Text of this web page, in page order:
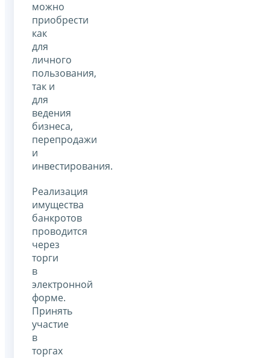
можно
приобрести
как
для
личного
пользования,
так и
для
ведения
бизнеса,
перепродажи
и
инвестирования.
Реализация
имущества
банкротов
проводится
через
торги
в
электронной
форме.
Принять
участие
в
торгах